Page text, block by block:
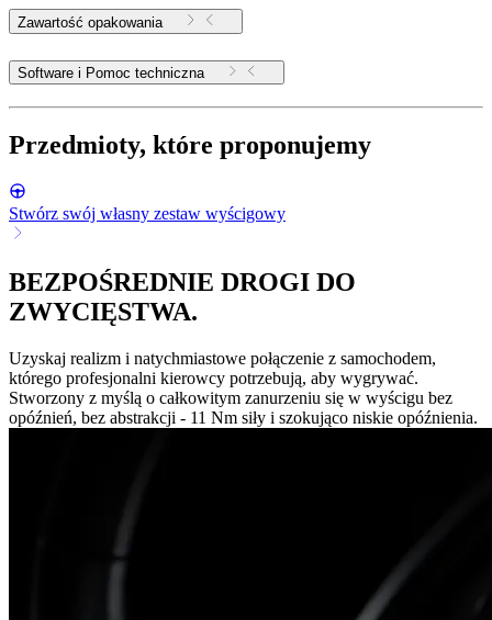
Zawartość opakowania
Software i Pomoc techniczna
Przedmioty, które proponujemy
Stwórz swój własny zestaw wyścigowy
BEZPOŚREDNIE DROGI DO
ZWYCIĘSTWA.
Uzyskaj realizm i natychmiastowe połączenie z samochodem,
którego profesjonalni kierowcy potrzebują, aby wygrywać.
Stworzony z myślą o całkowitym zanurzeniu się w wyścigu bez
opóźnień, bez abstrakcji - 11 Nm siły i szokująco niskie opóźnienia.